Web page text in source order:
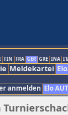
FIN FRA GER GRE INA
Meldekartei
anmelden Elo AUT